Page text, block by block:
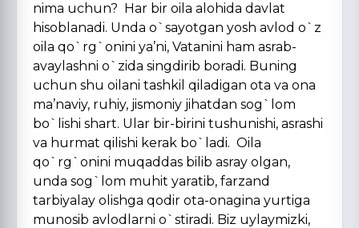
nima uchun? Har bir oila alohida davlat
hisoblanadi. Unda o`sayotgan yosh avlod o`z
oila qo`rg`onini ya’ni, Vatanini ham asrab-
avaylashni o`zida singdirib boradi. Buning
uchun shu oilani tashkil qiladigan ota va ona
ma’naviy, ruhiy, jismoniy jihatdan sog`lom
bo`lishi shart. Ular bir-birini tushunishi, asrashi
va hurmat qilishi kerak bo`ladi. Oila
qo`rg`onini muqaddas bilib asray olgan,
unda sog`lom muhit yaratib, farzand
tarbiyalay olishga qodir ota-onagina yurtiga
munosib avlodlarni o`stiradi. Biz uylaymizki,